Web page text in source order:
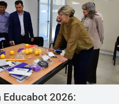
Educabot 2026: